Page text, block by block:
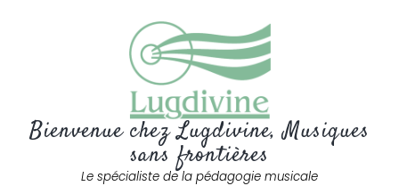
Bienvenue chez Lugdivine, Musiques
sans frontières
Le spécialiste de la pédagogie musicale